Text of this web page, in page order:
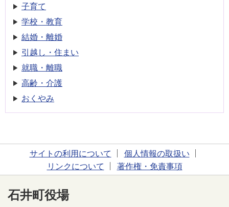
子育て
学校・教育
結婚・離婚
引越し・住まい
就職・離職
高齢・介護
おくやみ
サイトの利用について
個人情報の取扱い
リンクについて
著作権・免責事項
石井町役場